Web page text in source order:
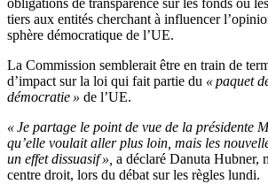
obligations de transparence sur les fonds ou
tiers aux entités cherchant à influencer
sphère démocratique de l’UE.
La Commission semblerait être en train de
d’impact sur la loi qui fait partie du « paquet
démocratie » de l’UE.
« Je partage le point de vue de la présidente
qu’elle voulait aller plus loin, mais les
un effet dissuasif », a déclaré Danuta Hubner,
centre droit, lors du débat sur les règles lundi.